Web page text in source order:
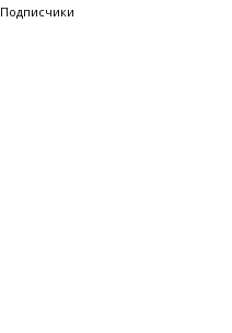
Подписчики